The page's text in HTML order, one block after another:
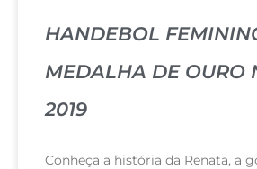
HANDEBOL
MEDALHA DE OURO
2019
Conheça a história da Renata, a